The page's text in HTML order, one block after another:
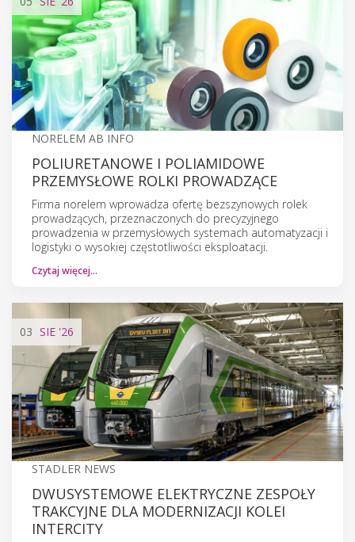
NORELEM AB INFO
POLIURETANOWE I POLIAMIDOWE
PRZEMYSŁOWE ROLKI PROWADZĄCE
Firma norelem wprowadza ofertę bezszynowych rolek
prowadzących, przeznaczonych do precyzyjnego
prowadzenia w przemysłowych systemach automatyzacji i
logistyki o wysokiej częstotliwości eksploatacji.
Czytaj więcej…
03 SIE '26
STADLER NEWS
DWUSYSTEMOWE ELEKTRYCZNE ZESPOŁY
TRAKCYJNE DLA MODERNIZACJI KOLEI
INTERCITY